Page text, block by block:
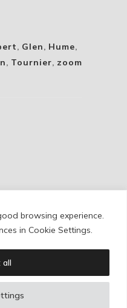
browsing experience.
in Cookie Settings.
all
, Glen, Hume,
, Tournier, zoom
/Legal Warning
Aguilar